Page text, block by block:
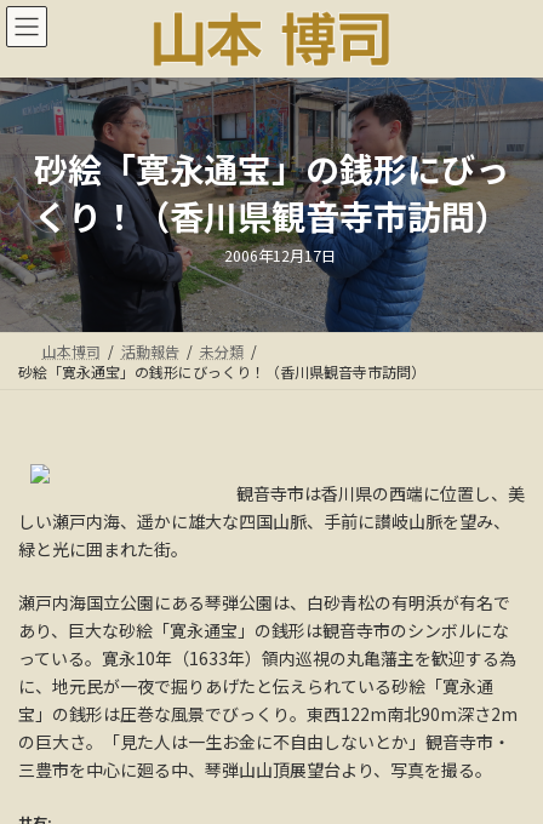
コ
ン
ン
ツ
へ
ス
キ
ッ
プ
ナ
ビ
ー
シ
ョ
ン
に
移
動
砂絵「寛永通宝」の銭形にびっ
くり！（香川県観音寺市訪問）
最
終
更
新
日
時
:
2006年12月17日
山本博司 活動報告
未分類
砂絵「寛永通宝」の銭形にびっくり！（香川県観音寺市訪問）
観音寺市は香川県の西端に位置し、美
しい瀬戸内海、遥かに雄大な四国山脈、手前に讃岐山脈を望み、
緑と光に囲まれた街。
瀬戸内海国立公園にある琴弾公園は、白砂青松の有明浜が有名で
あり、巨大な砂絵「寛永通宝」の銭形は観音寺市のシンボルにな
っている。寛永10年（1633年）領内巡視の丸亀藩主を歓迎する為
に、地元民が一夜で掘りあげたと伝えられている砂絵「寛永通
宝」の銭形は圧巻な風景でびっくり。東西122m南北90m深さ2m
の巨大さ。「見た人は一生お金に不自由しないとか」観音寺市・
三豊市を中心に廻る中、琴弾山山頂展望台より、写真を撮る。